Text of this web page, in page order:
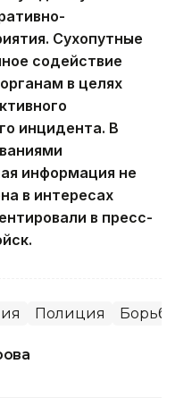
Сухопутные
содействие
в целях
инцидента. В
информация не
в интересах
в пресс-
Полиция